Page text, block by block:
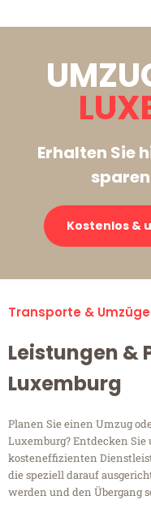
Erhalten Sie
Kostenlos &
Transporte &
Leistungen &
Luxemburg
Planen Sie einen Umzug
Luxemburg? Entdecken
kosteneffizienten
die speziell darauf
werden und den Übergang